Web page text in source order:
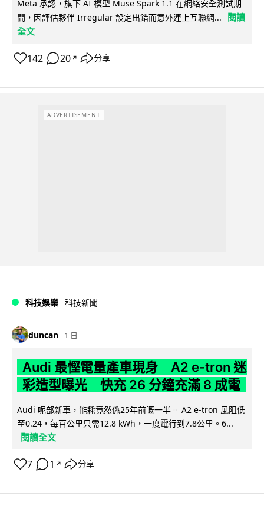
Meta 承認，旗下 AI 模型 Muse Spark 1.1 在網絡安全測試期
間，因評估夥伴 Irregular 設定出錯而意外連上互聯網...
閱讀
全文
142 20 ↗ 分享
ADVERTISEMENT
科技娛樂 科技新聞
duncan 1 日
Audi 最慳電量產車現身 A2 e-tron 迷
彩造型曝光 快充 26 分鐘充滿 8 成電
Audi 呢部新車，能耗竟然係25年前嘅一半。 A2 e-tron 風阻低
至0.24，每百公里只需12.8 kWh，一度電行到7.8公里。6...
閱讀全文
7 1 ↗ 分享